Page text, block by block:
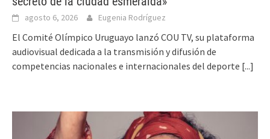
agosto 6, 2026 Eugenia Rodríguez
El Comité Olímpico Uruguayo lanzó COU TV, su plataforma
audiovisual dedicada a la transmisión y difusión de
competencias nacionales e internacionales del deporte [...]